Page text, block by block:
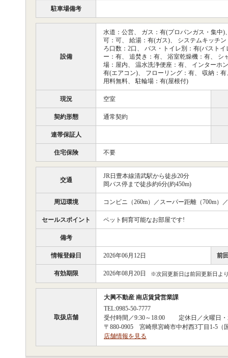
駐車場備考
設備
水道：公営、 ガス：有(プロパンガス・集中
可：可、 給湯：有(ガス)、 システムキッチ
ろ口数：2口、 バス・トイレ別：有(バスト
ー：有、 追焚き：有、 浴室乾燥機：有、
場：屋内、 温水洗浄便座：有、 インターホ
有(エアコン)、 フローリング：有、 収納：
用料無料、 駐輪場：有(屋根付)
現況 空室
契約形態 通常契約
連帯保証人
住宅保険 不要
交通
JR日豊本線清武駅から徒歩20分
岡バス停まで徒歩約6分(約450m)
周辺環境 コンビニ（260m）／スーパー距離（700m）
セールスポイント ペット飼育可能なお部屋です!
備考
情報登録日 2026年06月12日 前
有効期限 2026年08月20日 ※次回更新日は前回更新日よ
取扱店舗
大興不動産 南店賃貸営業課
TEL:0985-50-7777
受付時間／9:30～18:00 定休日／火曜日・
〒880-0905 宮崎県宮崎市中村西3丁目1-5（
店舗情報を見る